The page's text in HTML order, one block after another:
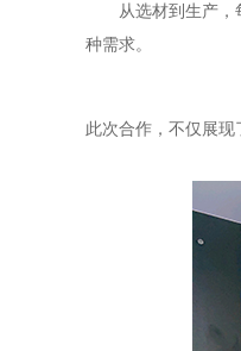
从选材到生产，每
种需求。
此次合作，不仅展现